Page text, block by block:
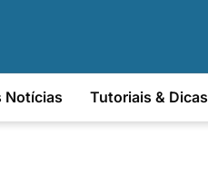
Notícias Tutoriais & Dicas